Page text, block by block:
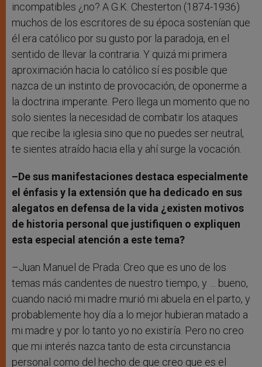
incompatibles ¿no? A G.K. Chesterton (1874-1936)
muchos de los escritores de su época sostenían que
él era católico por su gusto por la paradoja, en el
sentido de llevar la contraria. Y quizá mi primera
aproximación hacia lo católico sí es posible que
nazca de un instinto de provocación, de oponerme a
la doctrina imperante. Pero llega un momento que no
solo sientes la necesidad de combatir los ataques
que recibe la iglesia sino que no puedes ser neutral,
te sientes atraído hacia ella y ahí surge la vocación.
–De sus manifestaciones destaca especialmente
el énfasis y la extensión que ha dedicado en sus
alegatos en defensa de la vida ¿existen motivos
de historia personal que justifiquen o expliquen
esta especial atención a este tema?
–Juan Manuel de Prada: Creo que es uno de los
temas más candentes de nuestro tiempo, y … bueno,
cuando nació mi madre murió mi abuela en el parto, y
probablemente hoy día a lo mejor hubieran matado a
mi madre y por lo tanto yo no existiría. Pero no creo
que mi interés nazca tanto de esta circunstancia
personal como del hecho de que creo que es el